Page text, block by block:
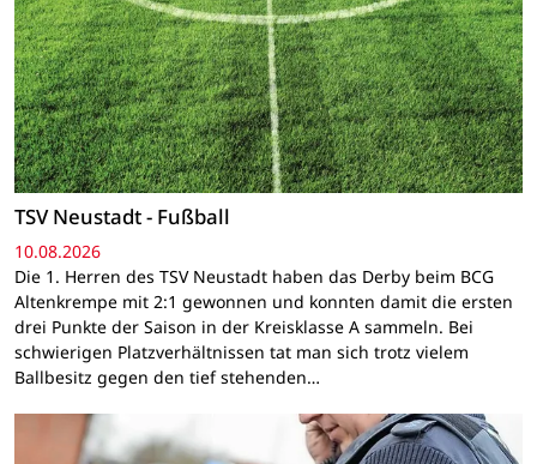
TSV Neustadt - Fußball
10.08.2026
Die 1. Herren des TSV Neustadt haben das Derby beim BCG
Altenkrempe mit 2:1 gewonnen und konnten damit die ersten
drei Punkte der Saison in der Kreisklasse A sammeln. Bei
schwierigen Platzverhältnissen tat man sich trotz vielem
Ballbesitz gegen den tief stehenden…